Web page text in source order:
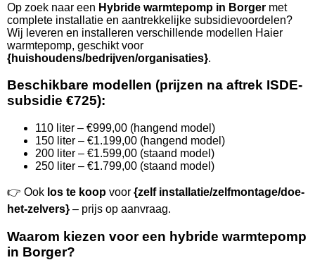
Op zoek naar een Hybride warmtepomp in Borger met
complete installatie en aantrekkelijke subsidievoordelen?
Wij leveren en installeren verschillende modellen Haier
warmtepomp, geschikt voor
{huishoudens/bedrijven/organisaties}.
Beschikbare modellen (prijzen na aftrek ISDE-
subsidie €725):
110 liter – €999,00 (hangend model)
150 liter – €1.199,00 (hangend model)
200 liter – €1.599,00 (staand model)
250 liter – €1.799,00 (staand model)
👉 Ook los te koop voor {zelf installatie/zelfmontage/doe-
het-zelvers} – prijs op aanvraag.
Waarom kiezen voor een hybride warmtepomp
in Borger?